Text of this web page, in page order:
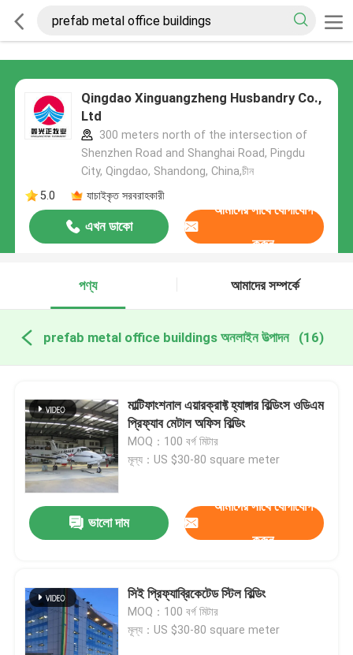
Qingdao Xinguangzheng Husbandry Co.,
Ltd
300 meters north of the intersection of
Shenzhen Road and Shanghai Road, Pingdu
City, Qingdao, Shandong, China,চীন
5.0
যাচাইকৃত সরবরাহকারী
এখন ডাকো
আমাদের সাথে যোগাযোগ
করুন
পণ্য আমাদের সম্পর্কে
prefab metal office buildings অনলাইন উত্পাদন (16)
মাল্টিফাংশনাল এয়ারক্রাফ্ট হ্যাঙ্গার বিল্ডিংস ওডিএম
প্রিফ্যাব মেটাল অফিস বিল্ডিং
MOQ：100 বর্গ মিটার
মূল্য：US $30-80 square meter
ভালো দাম
আমাদের সাথে যোগাযোগ
করুন
সিই প্রিফ্যাব্রিকেটেড স্টিল বিল্ডিং
MOQ：100 বর্গ মিটার
মূল্য：US $30-80 square meter